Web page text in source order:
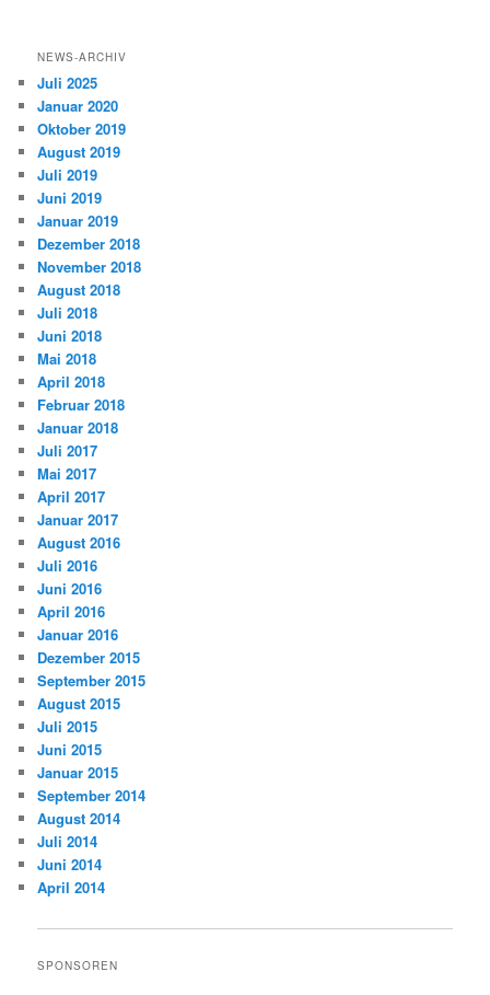
NEWS-ARCHIV
Juli 2025
Januar 2020
Oktober 2019
August 2019
Juli 2019
Juni 2019
Januar 2019
Dezember 2018
November 2018
August 2018
Juli 2018
Juni 2018
Mai 2018
April 2018
Februar 2018
Januar 2018
Juli 2017
Mai 2017
April 2017
Januar 2017
August 2016
Juli 2016
Juni 2016
April 2016
Januar 2016
Dezember 2015
September 2015
August 2015
Juli 2015
Juni 2015
Januar 2015
September 2014
August 2014
Juli 2014
Juni 2014
April 2014
SPONSOREN